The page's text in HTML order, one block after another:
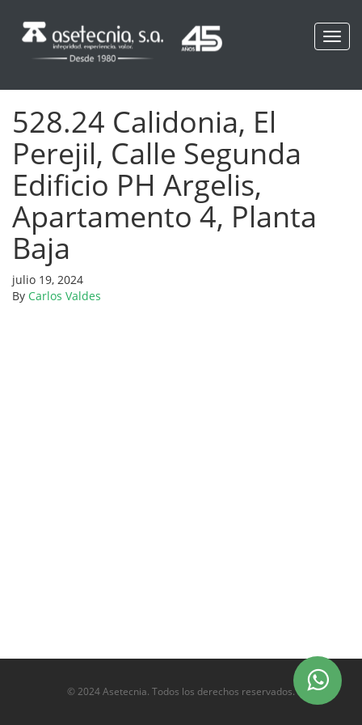
528.24 Calidonia, El
Perejil, Calle Segunda
Edificio PH Argelis,
Apartamento 4, Planta
Baja
julio 19, 2024
By Carlos Valdes
© 2024 Asetecnia. Todos los derechos reservados.